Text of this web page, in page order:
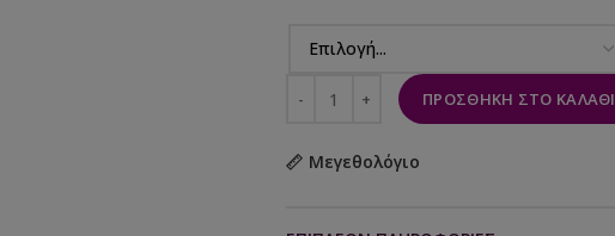
ΠΡΟΣΘΉΚΗ ΣΤΟ ΚΑΛΆΘΙ
Μεγεθολόγιο